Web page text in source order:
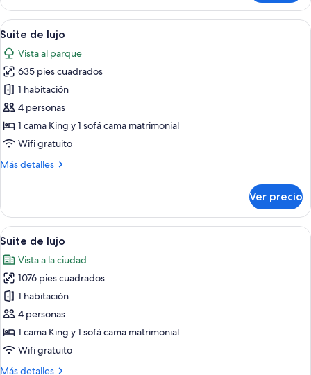
Deluxe
Studio,
High
Floor
Abrir
todas
las
fotos
de
Suite
de
lujo
Una habitación de hotel con cama,
6
Suite de lujo
Vista al parque
635 pies cuadrados
1 habitación
4 personas
1 cama King y 1 sofá cama matrimonial
Wifi gratuito
Más detalles
Más
de
lujo
Ver precio
Abrir
todas
las
fotos
de
Suite
de
lujo
Un dormitorio moderno con una
5
Suite de lujo
Vista a la ciudad
1076 pies cuadrados
1 habitación
4 personas
1 cama King y 1 sofá cama matrimonial
Wifi gratuito
Más detalles
Más